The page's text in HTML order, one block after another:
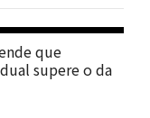
que
supere o da